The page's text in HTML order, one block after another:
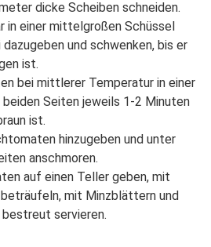
dicke Scheiben schneiden.
in einer mittelgroßen Schüssel
dazugeben und schwenken, bis er
ist.
bei mittlerer Temperatur in einer
Seiten jeweils 1-2 Minuten
ist.
hinzugeben und unter
anschmoren.
auf einen Teller geben, mit
beträufeln, mit Minzblättern und
servieren.